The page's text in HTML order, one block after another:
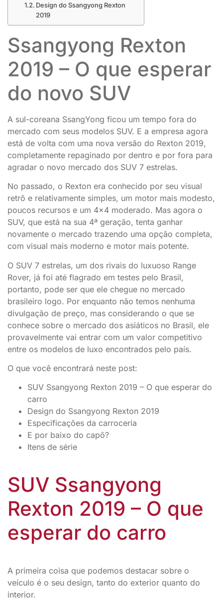
Design do Ssangyong Rexton
2019
Ssangyong Rexton
2019 – O que esperar
do novo SUV
A sul-coreana SsangYong ficou um tempo fora do
mercado com seus modelos SUV. E a empresa agora
está de volta com uma nova versão do Rexton 2019,
completamente repaginado por dentro e por fora para
agradar o novo mercado dos SUV 7 estrelas.
No passado, o Rexton era conhecido por seu visual
retrô e relativamente simples, um motor mais modesto,
poucos recursos e um 4×4 moderado. Mas agora o
SUV, que está na sua 4ª geração, tenta ganhar
novamente o mercado trazendo uma opção completa,
com visual mais moderno e motor mais potente.
O SUV 7 estrelas, um dos rivais do luxuoso Range
Rover, já foi até flagrado em testes pelo Brasil,
portanto, pode ser que ele chegue no mercado
brasileiro logo. Por enquanto não temos nenhuma
divulgação de preço, mas considerando o que se
conhece sobre o mercado dos asiáticos no Brasil, ele
provavelmente vai entrar com um valor competitivo
entre os modelos de luxo encontrados pelo país.
O que você encontrará neste post:
SUV Ssangyong Rexton 2019 – O que esperar do
carro
Design do Ssangyong Rexton 2019
Especificações da carroceria
E por baixo do capô?
Itens de série
SUV Ssangyong
Rexton 2019 – O que
esperar do carro
A primeira coisa que podemos destacar sobre o
veículo é o seu design, tanto do exterior quanto do
interior.